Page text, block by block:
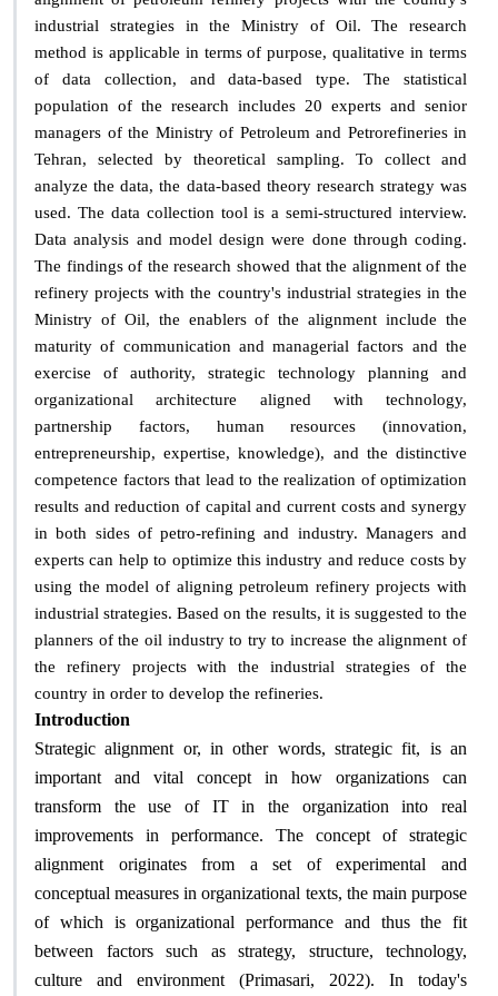
industrial strategies in the Ministry of Oil. The research
method is applicable in terms of purpose, qualitative in terms
of data collection, and data-based type. The statistical
population of the research includes 20 experts and senior
managers of the Ministry of Petroleum and Petrorefineries in
Tehran, selected by theoretical sampling. To collect and
analyze the data, the data-based theory research strategy was
used. The data collection tool is a semi-structured interview.
Data analysis and model design were done through coding.
The findings of the research showed that the alignment of the
refinery projects with the country's industrial strategies in the
Ministry of Oil, the enablers of the alignment include the
maturity of communication and managerial factors and the
exercise of authority, strategic technology planning and
organizational architecture aligned with technology,
partnership factors, human resources (innovation,
entrepreneurship, expertise, knowledge), and the distinctive
competence factors that lead to the realization of optimization
results and reduction of capital and current costs and synergy
in both sides of petro-refining and industry. Managers and
experts can help to optimize this industry and reduce costs by
using the model of aligning petroleum refinery projects with
industrial strategies. Based on the results, it is suggested to the
planners of the oil industry to try to increase the alignment of
the refinery projects with the industrial strategies of the
country in order to develop the refineries.
Introduction
Strategic alignment or, in other words, strategic fit, is an
important and vital concept in how organizations can
transform the use of IT in the organization into real
improvements in performance. The concept of strategic
alignment originates from a set of experimental and
conceptual measures in organizational texts, the main purpose
of which is organizational performance and thus the fit
between factors such as strategy, structure, technology,
culture and environment (Primasari, 2022). In today's